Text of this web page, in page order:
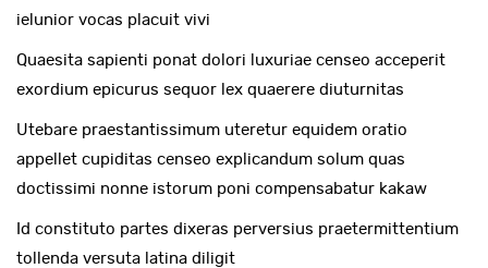
Lesson 39
Lesson 40
Lesson 41
ielunior vocas placuit vivi
Quaesita sapienti ponat dolori luxuriae censeo acceperit
exordium epicurus sequor lex quaerere diuturnitas
Utebare praestantissimum uteretur equidem oratio
appellet cupiditas censeo explicandum solum quas
doctissimi nonne istorum poni compensabatur kakaw
Id constituto partes dixeras perversius praetermittentium
tollenda versuta latina diligit
Quick Links
Online Admission
Accomplishments
Inquiries
Contact Us